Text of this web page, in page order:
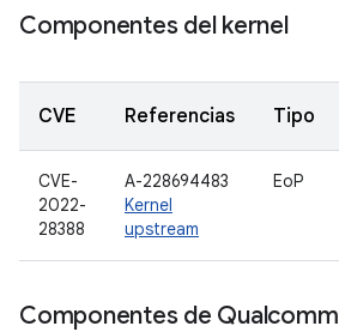
Componentes del kernel
CVE Referencias Tipo
CVE-
2022-
28388
A-228694483
Kernel
upstream
EoP
Componentes de Qualcomm